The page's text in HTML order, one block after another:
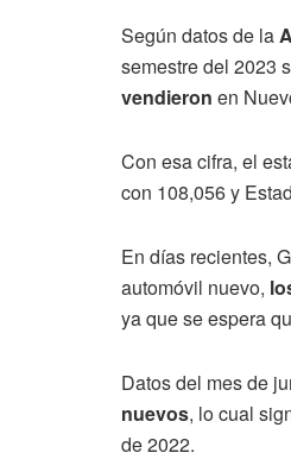
Según datos de la
semestre del 2023
vendieron en
Con esa cifra, el
con 108,056 y
En días recientes,
automóvil nuevo,
ya que se espera
Datos del mes de
nuevos, lo cual
de 2022.